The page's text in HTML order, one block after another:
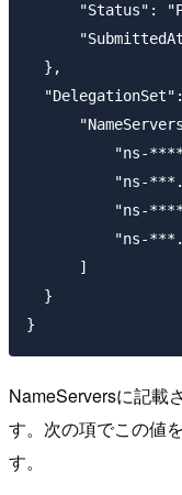
"Status":
  },
"ns-
"ns-
"ns-
"ns-
      ]
  }
NameServersに記載
す。次の項でこの値
す。